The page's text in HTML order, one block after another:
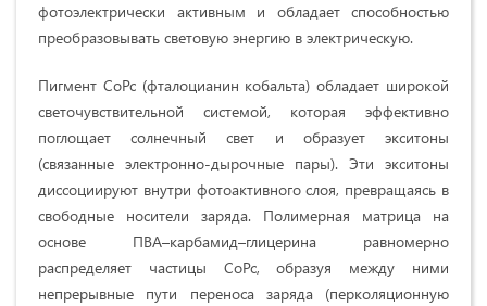
фотоэлектрически активным и обладает способностью
преобразовывать световую энергию в электрическую.
Пигмент CoPc (фталоцианин кобальта) обладает широкой
светочувствительной системой, которая эффективно
поглощает солнечный свет и образует экситоны
(связанные электронно-дырочные пары). Эти экситоны
диссоциируют внутри фотоактивного слоя, превращаясь в
свободные носители заряда. Полимерная матрица на
основе ПВА–карбамид–глицерина равномерно
распределяет частицы CoPc, образуя между ними
непрерывные пути переноса заряда (перколяционную